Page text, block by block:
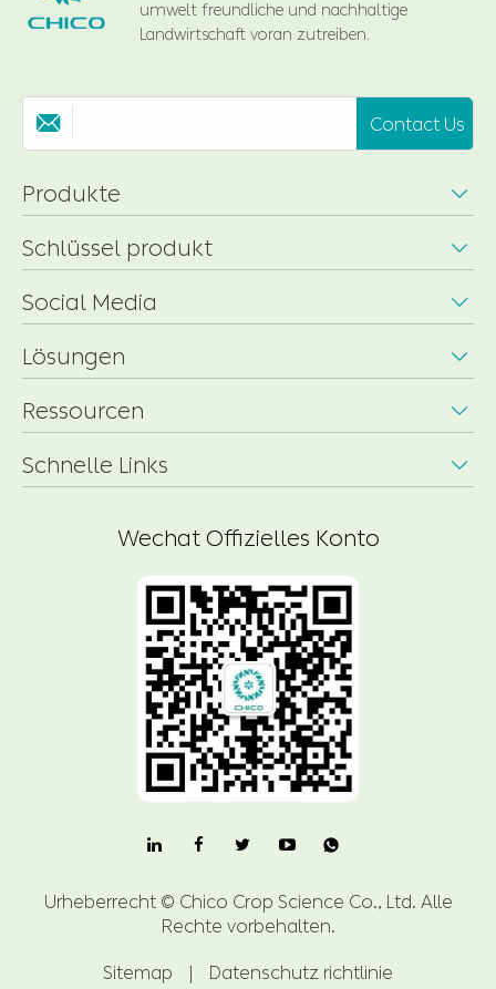
umwelt freundliche und nachhaltige
Landwirtschaft voran zutreiben.
 Contact Us
Produkte 
Schlüssel produkt 
Social Media 
Lösungen 
Ressourcen 
Schnelle Links 
Wechat Offizielles Konto

Urheberrecht © Chico Crop Science Co., Ltd. Alle
Rechte vorbehalten.
Sitemap | Datenschutz richtlinie